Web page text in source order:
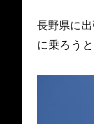
長野県に
に乗ろう